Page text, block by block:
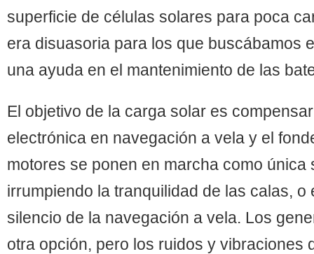
superficie de células solares para poca
era disuasoria para los que buscábamos
una ayuda en el mantenimiento de las
El objetivo de la carga solar es
electrónica en navegación a vela y el
motores se ponen en marcha como única
irrumpiendo la tranquilidad de las calas, o
silencio de la navegación a vela. Los
otra opción, pero los ruidos y vibraciones